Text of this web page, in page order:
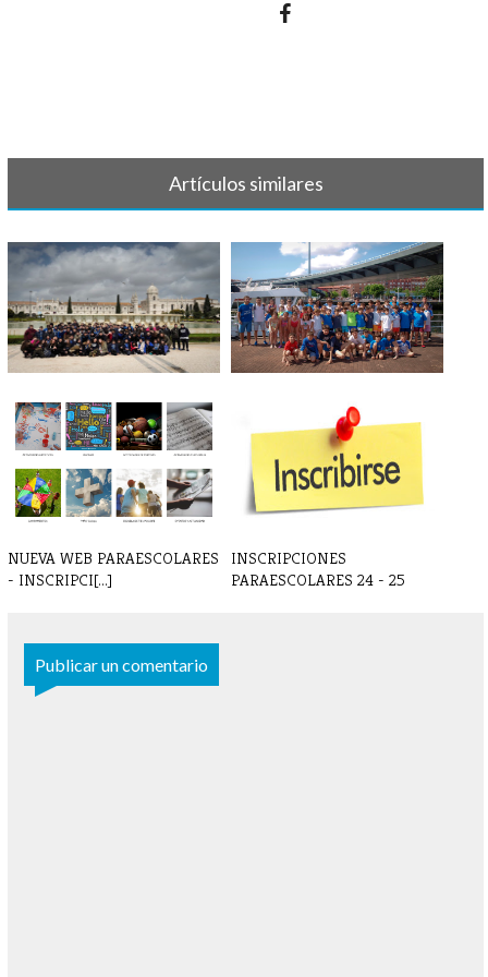
Artículos similares
TORNEO LISBOA 2023
TORNEO BILBAO INDAUTXU
NUEVA WEB PARAESCOLARES
- INSCRIPCI[...]
INSCRIPCIONES
PARAESCOLARES 24 - 25
Publicar un comentario